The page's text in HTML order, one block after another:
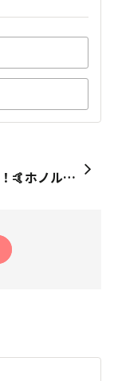
アロハ〜！🤙ホノルルマラソン🏃‍♀️✖️ Lilly &amp; Emma 『FEEL ALOHA』コラボTシャツ 気に入って買ってしまいました。LaniLaniの雑誌付きでした。嬉しい！☺️ MAKE YOUR ANNIVERSARY あなたが作るあなたの記念日 JAL HONOLULU MARATHON 2025 もうすぐですね！🌈